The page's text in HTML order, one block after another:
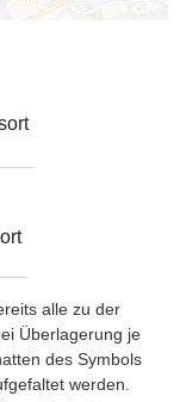
alle zu der
Überlagerung je
des Symbols
werden.